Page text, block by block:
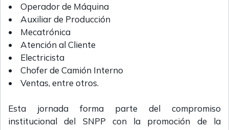
• Operador de Máquina
• Auxiliar de Producción
• Mecatrónica
• Atención al Cliente
• Electricista
• Chofer de Camión Interno
• Ventas, entre otros.
Esta jornada forma parte del compromiso
institucional del SNPP con la promoción de la